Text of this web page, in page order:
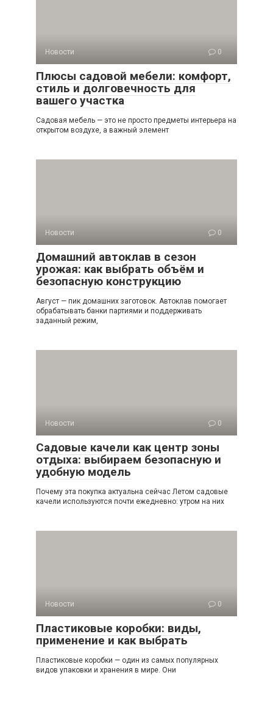
Новости 0
Плюсы садовой мебели: комфорт,
стиль и долговечность для
вашего участка
Садовая мебель — это не просто предметы интерьера на
открытом воздухе, а важный элемент
Новости 0
Домашний автоклав в сезон
урожая: как выбрать объём и
безопасную конструкцию
Август — пик домашних заготовок. Автоклав помогает
обрабатывать банки партиями и поддерживать
заданный режим,
Новости 0
Садовые качели как центр зоны
отдыха: выбираем безопасную и
удобную модель
Почему эта покупка актуальна сейчас Летом садовые
качели используются почти ежедневно: утром на них
Новости 0
Пластиковые коробки: виды,
применение и как выбрать
Пластиковые коробки — один из самых популярных
видов упаковки и хранения в мире. Они